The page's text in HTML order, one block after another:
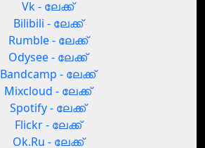
Vk - ലേക്ക്
Bilibili - ലേക്ക്
Rumble - ലേക്ക്
Odysee - ലേക്ക്
Bandcamp - ലേക്ക്
Mixcloud - ലേക്ക്
Spotify - ലേക്ക്
Flickr - ലേക്ക്
Ok.Ru - ലേക്ക്